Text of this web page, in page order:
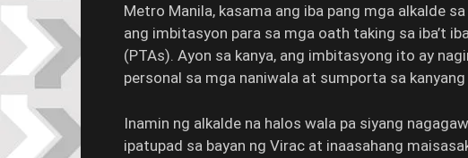
Metro Manila, kasama ang iba pang mga alkalde
ang imbitasyon para sa mga oath taking sa iba’t
(PTAs). Ayon sa kanya, ang imbitasyong ito ay
personal sa mga naniwala at sumporta sa
Inamin ng alkalde na halos wala pa siyang
ipatupad sa bayan ng Virac at inaasahang